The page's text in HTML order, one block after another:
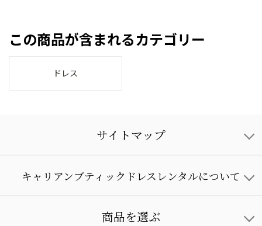
この商品が含まれるカテゴリー
ドレス
サイトマップ
キャリアンブティックドレスレンタルについて
商品を選ぶ